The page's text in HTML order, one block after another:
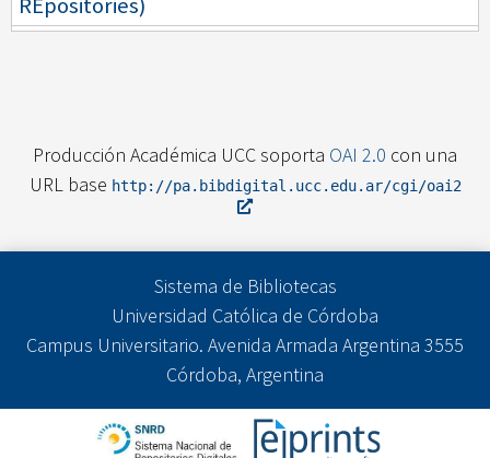
REpositories)
Producción Académica UCC soporta OAI 2.0 con una
URL base http://pa.bibdigital.ucc.edu.ar/cgi/oai2
Sistema de Bibliotecas
Universidad Católica de Córdoba
Campus Universitario. Avenida Armada Argentina 3555
Córdoba, Argentina